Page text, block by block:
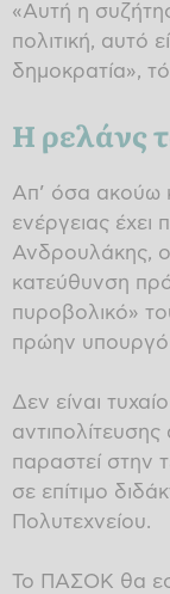
«Αυτή η
πολιτική, αυτό
δημοκρατία»,
Η ρελάνς
Απ’ όσα ακούω
ενέργειας έχει
Ανδρουλάκης,
κατεύθυνση
πυροβολικό»
πρώην υπουργό
Δεν είναι
παραστεί στην
σε επίτιμο
Πολυτεχνείου.
Το ΠΑΣΟΚ θα